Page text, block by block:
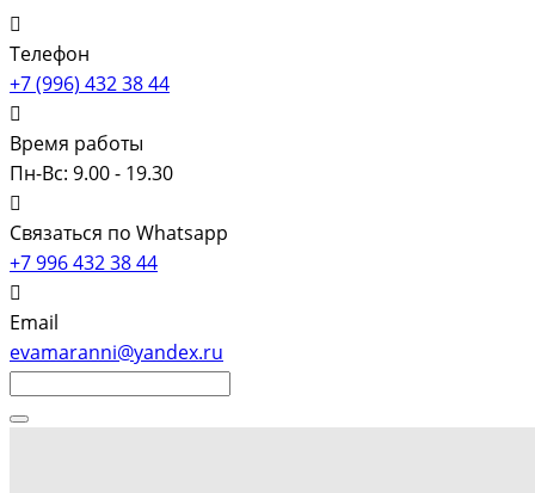
Телефон
+7 (996) 432 38 44
Время работы
Пн-Вс: 9.00 - 19.30
Связаться по Whatsapp
+7 996 432 38 44
Email
evamaranni@yandex.ru